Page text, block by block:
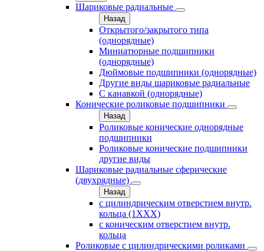
Шариковые радиальные
Назад
Открытого/закрытого типа
(однорядные)
Миниатюрные подшипники
(однорядные)
Дюймовые подшипники (однорядные)
Другие виды шариковые радиальные
С канавкой (однорядные)
Конические роликовые подшипники
Назад
Роликовые конические однорядные
подшипники
Роликовые конические подшипники
другие виды
Шариковые радиальные сферические
(двухрядные)
Назад
с цилиндрическим отверстием внутр.
кольца (1ХХХ)
с коническим отверстием внутр.
кольца
Роликовые с цилиндрическими роликами